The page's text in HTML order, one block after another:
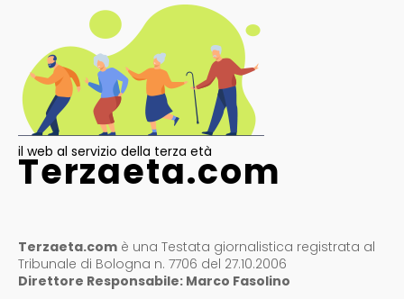
il web al servizio della terza età
Terzaeta.com
Terzaeta.com è una Testata giornalistica registrata al
Tribunale di Bologna n. 7706 del 27.10.2006
Direttore Responsabile: Marco Fasolino